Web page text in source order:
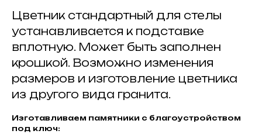
Цветник стандартный для стелы
устанавливается к подставке
вплотную. Может быть заполнен
крошкой. Возможно изменения
размеров и изготовление цветника
из другого вида гранита.
Изготавливаем памятники с благоустройством
под ключ: